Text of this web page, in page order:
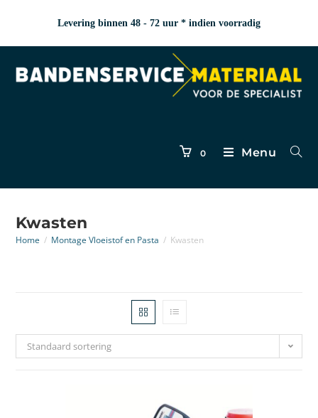
Levering binnen 48 - 72 uur * indien voorradig
0 Menu
Kwasten
Home / Montage Vloeistof en Pasta / Kwasten
Standaard sortering